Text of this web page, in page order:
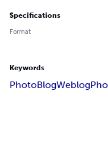
Specifications
Format
Keywords
PhotoBlogWeblog